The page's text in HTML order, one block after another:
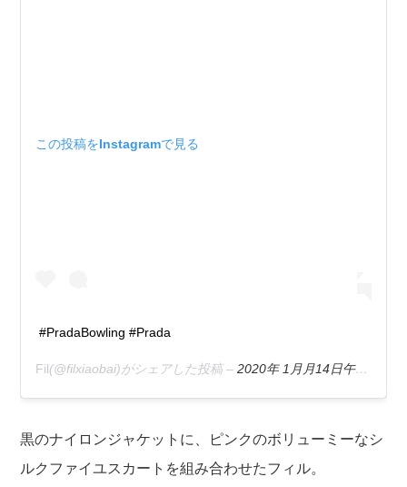
この投稿をInstagramで見る
#PradaBowling #Prada
Fil(@filxiaobai)がシェアした投稿 –2020年 1月月14日午前5時59分PST
黒のナイロンジャケットに、ピンクのボリューミーなシ
ルクファイユスカートを組み合わせたフィル。